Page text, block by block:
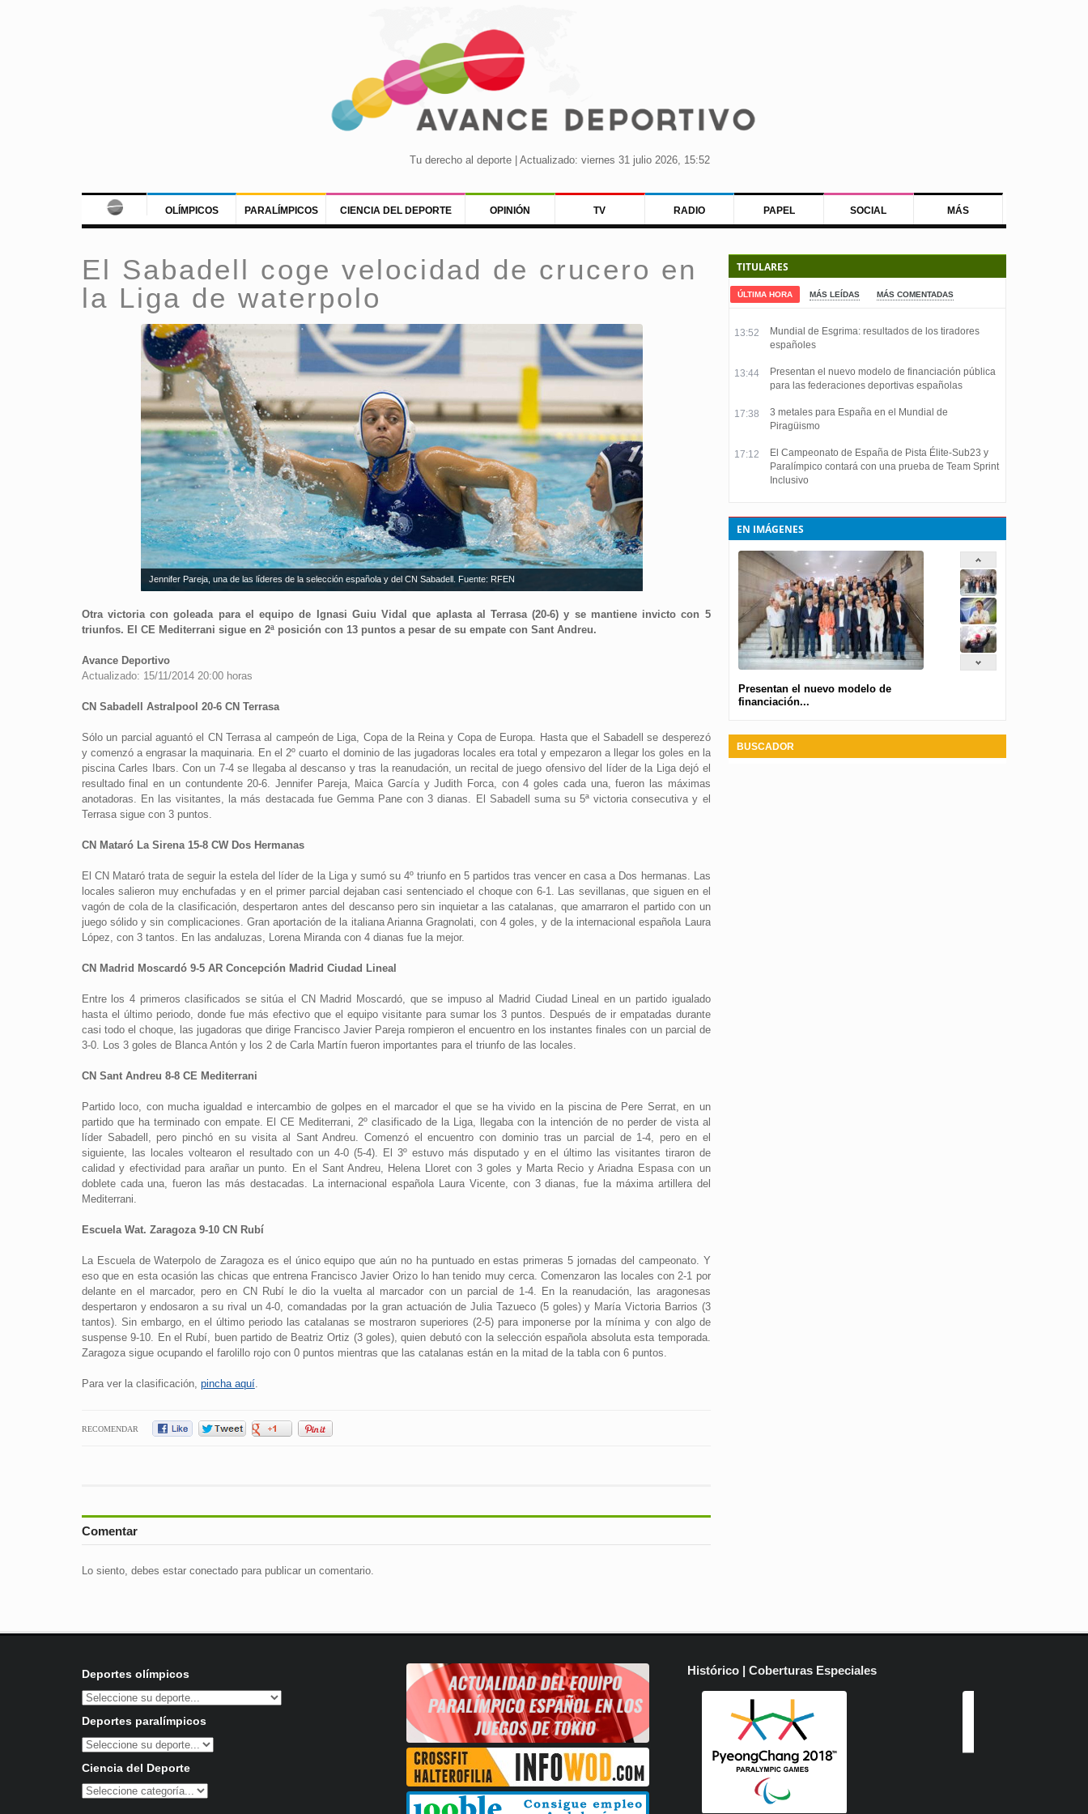
Tu derecho al deporte | Actualizado: viernes 31 julio 2026, 15:52
OLÍMPICOS PARALÍMPICOS CIENCIA DEL DEPORTE OPINIÓN TV RADIO PAPEL SOCIAL MÁS
El Sabadell coge velocidad de crucero en
la Liga de waterpolo
Jennifer Pareja, una de las líderes de la selección española y del CN Sabadell. Fuente: RFEN
Otra victoria con goleada para el equipo de Ignasi Guiu Vidal que aplasta al Terrasa (20-6) y se mantiene invicto con 5
triunfos. El CE Mediterrani sigue en 2ª posición con 13 puntos a pesar de su empate con Sant Andreu.
Avance Deportivo
Actualizado: 15/11/2014 20:00 horas
CN Sabadell Astralpool 20-6 CN Terrasa
Sólo un parcial aguantó el CN Terrasa al campeón de Liga, Copa de la Reina y Copa de Europa. Hasta que el Sabadell se desperezó
y comenzó a engrasar la maquinaria. En el 2º cuarto el dominio de las jugadoras locales era total y empezaron a llegar los goles en la
piscina Carles Ibars. Con un 7-4 se llegaba al descanso y tras la reanudación, un recital de juego ofensivo del líder de la Liga dejó el
resultado final en un contundente 20-6. Jennifer Pareja, Maica García y Judith Forca, con 4 goles cada una, fueron las máximas
anotadoras. En las visitantes, la más destacada fue Gemma Pane con 3 dianas. El Sabadell suma su 5ª victoria consecutiva y el
Terrasa sigue con 3 puntos.
CN Mataró La Sirena 15-8 CW Dos Hermanas
El CN Mataró trata de seguir la estela del líder de la Liga y sumó su 4º triunfo en 5 partidos tras vencer en casa a Dos hermanas. Las
locales salieron muy enchufadas y en el primer parcial dejaban casi sentenciado el choque con 6-1. Las sevillanas, que siguen en el
vagón de cola de la clasificación, despertaron antes del descanso pero sin inquietar a las catalanas, que amarraron el partido con un
juego sólido y sin complicaciones. Gran aportación de la italiana Arianna Gragnolati, con 4 goles, y de la internacional española Laura
López, con 3 tantos. En las andaluzas, Lorena Miranda con 4 dianas fue la mejor.
CN Madrid Moscardó 9-5 AR Concepción Madrid Ciudad Lineal
Entre los 4 primeros clasificados se sitúa el CN Madrid Moscardó, que se impuso al Madrid Ciudad Lineal en un partido igualado
hasta el último periodo, donde fue más efectivo que el equipo visitante para sumar los 3 puntos. Después de ir empatadas durante
casi todo el choque, las jugadoras que dirige Francisco Javier Pareja rompieron el encuentro en los instantes finales con un parcial de
3-0. Los 3 goles de Blanca Antón y los 2 de Carla Martín fueron importantes para el triunfo de las locales.
CN Sant Andreu 8-8 CE Mediterrani
Partido loco, con mucha igualdad e intercambio de golpes en el marcador el que se ha vivido en la piscina de Pere Serrat, en un
partido que ha terminado con empate. El CE Mediterrani, 2º clasificado de la Liga, llegaba con la intención de no perder de vista al
líder Sabadell, pero pinchó en su visita al Sant Andreu. Comenzó el encuentro con dominio tras un parcial de 1-4, pero en el
siguiente, las locales voltearon el resultado con un 4-0 (5-4). El 3º estuvo más disputado y en el último las visitantes tiraron de
calidad y efectividad para arañar un punto. En el Sant Andreu, Helena Lloret con 3 goles y Marta Recio y Ariadna Espasa con un
doblete cada una, fueron las más destacadas. La internacional española Laura Vicente, con 3 dianas, fue la máxima artillera del
Mediterrani.
Escuela Wat. Zaragoza 9-10 CN Rubí
La Escuela de Waterpolo de Zaragoza es el único equipo que aún no ha puntuado en estas primeras 5 jornadas del campeonato. Y
eso que en esta ocasión las chicas que entrena Francisco Javier Orizo lo han tenido muy cerca. Comenzaron las locales con 2-1 por
delante en el marcador, pero en CN Rubí le dio la vuelta al marcador con un parcial de 1-4. En la reanudación, las aragonesas
despertaron y endosaron a su rival un 4-0, comandadas por la gran actuación de Julia Tazueco (5 goles) y María Victoria Barrios (3
tantos). Sin embargo, en el último periodo las catalanas se mostraron superiores (2-5) para imponerse por la mínima y con algo de
suspense 9-10. En el Rubí, buen partido de Beatriz Ortiz (3 goles), quien debutó con la selección española absoluta esta temporada.
Zaragoza sigue ocupando el farolillo rojo con 0 puntos mientras que las catalanas están en la mitad de la tabla con 6 puntos.
Para ver la clasificación, pincha aquí.
RECOMENDAR
Comentar
Lo siento, debes estar conectadopara publicar un comentario.
TITULARES
ÚLTIMA HORA MÁS LEÍDAS MÁS COMENTADAS
13:52
Mundial de Esgrima: resultados de los tiradores
españoles
13:44
Presentan el nuevo modelo de financiación pública
para las federaciones deportivas españolas
17:38
3 metales para España en el Mundial de
Piragüismo
17:12
El Campeonato de España de Pista Élite-Sub23 y
Paralímpico contará con una prueba de Team Sprint
Inclusivo
EN IMÁGENES
Presentan el nuevo modelo de
financiación...
BUSCADOR
Deportes olímpicos
Deportes paralímpicos
Ciencia del Deporte
Histórico | Coberturas Especiales